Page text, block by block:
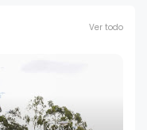
Ver todo